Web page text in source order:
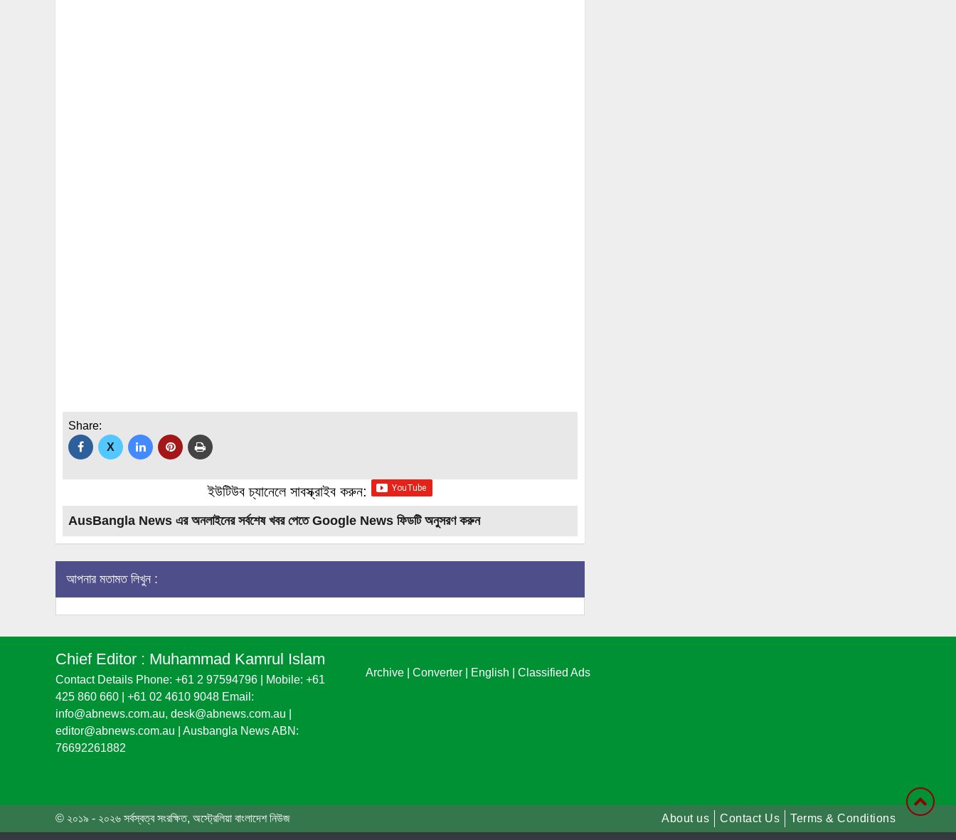
Share:
X
ইউটিউব চ্যানেলে সাবস্ক্রাইব করুন:
AusBangla News এর অনলাইনের সর্বশেষ খবর পেতে Google News ফিডটি অনুসরণ করুন
আপনার মতামত লিখুন :
Chief Editor : Muhammad Kamrul Islam
Contact Details Phone: +61 2 97594796 | Mobile: +61
425 860 660 | +61 02 4610 9048 Email:
info@abnews.com.au, desk@abnews.com.au |
editor@abnews.com.au | Ausbangla News ABN:
76692261882
Archive Converter English Classified Ads
© ২০১৯ - ২০২৬ সর্বস্বত্ব সংরক্ষিত, অস্ট্রেলিয়া বাংলাদেশ নিউজ About us Contact Us Terms & Conditions